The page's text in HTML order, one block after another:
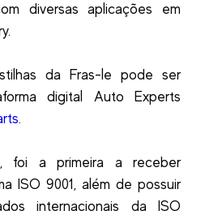
diversas aplicações em
da Fras-le pode ser
digital Auto Experts
.
foi a primeira a receber
ISO 9001, além de possuir
internacionais da ISO